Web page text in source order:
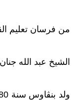
من فرسان تعليم
الشيخ عبد الله جنان